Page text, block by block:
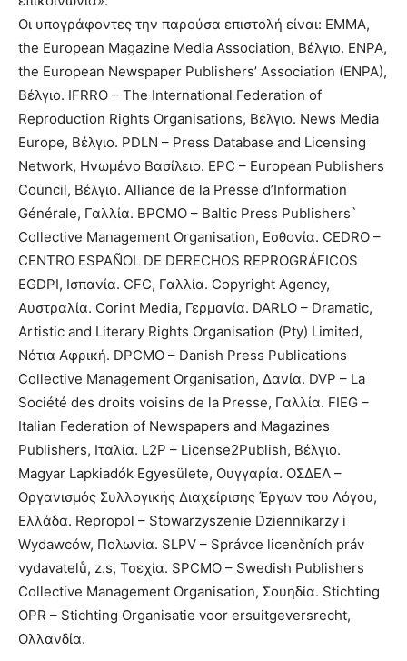
Οι υπογράφοντες την παρούσα επιστολή είναι: EMMA,
the European Magazine Media Association, Βέλγιο. ENPA,
the European Newspaper Publishers’ Association (ENPA),
Βέλγιο. IFRRO – The International Federation of
Reproduction Rights Organisations, Βέλγιο. News Media
Europe, Βέλγιο. PDLN – Press Database and Licensing
Network, Ηνωμένο Βασίλειο. EPC – European Publishers
Council, Βέλγιο. Alliance de la Presse d’Information
Générale, Γαλλία. BPCMO – Baltic Press Publishers`
Collective Management Organisation, Εσθονία. CEDRO –
CENTRO ESPAÑOL DE DERECHOS REPROGRÁFICOS
EGDPI, Ισπανία. CFC, Γαλλία. Copyright Agency,
Αυστραλία. Corint Media, Γερμανία. DARLO – Dramatic,
Artistic and Literary Rights Organisation (Pty) Limited,
Νότια Αφρική. DPCMO – Danish Press Publications
Collective Management Organisation, Δανία. DVP – La
Société des droits voisins de la Presse, Γαλλία. FIEG –
Italian Federation of Newspapers and Magazines
Publishers, Ιταλία. L2P – License2Publish, Βέλγιο.
Magyar Lapkiadók Egyesülete, Ουγγαρία. ΟΣΔΕΛ –
Οργανισμός Συλλογικής Διαχείρισης Έργων του Λόγου,
Ελλάδα. Repropol – Stowarzyszenie Dziennikarzy i
Wydawców, Πολωνία. SLPV – Správce licenčních práv
vydavatelů, z.s, Τσεχία. SPCMO – Swedish Publishers
Collective Management Organisation, Σουηδία. Stichting
OPR – Stichting Organisatie voor ersuitgeversrecht,
Ολλανδία.